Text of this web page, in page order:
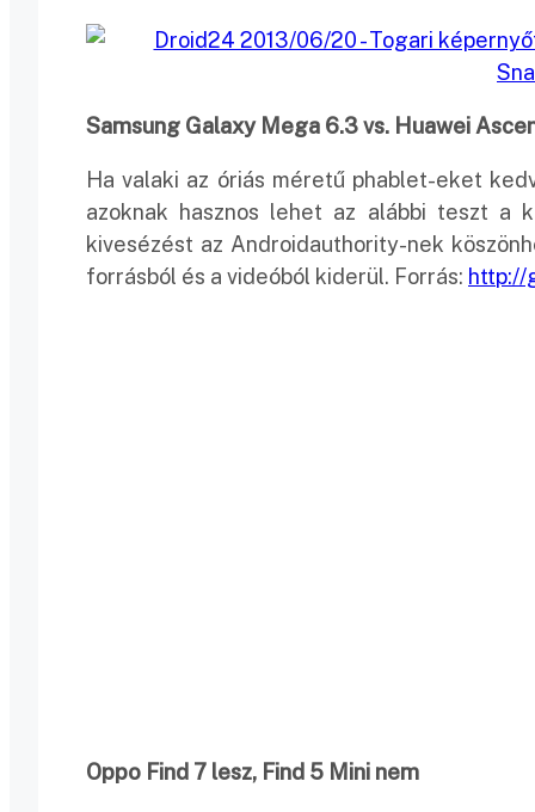
Samsung Galaxy Mega 6.3 vs. Huawei
Ha valaki az óriás méretű phablet-eket
azoknak hasznos lehet az alábbi teszt a
kivesézést az Androidauthority-nek
forrásból és a videóból kiderül. Forrás: http://
Oppo Find 7 lesz, Find 5 Mini nem